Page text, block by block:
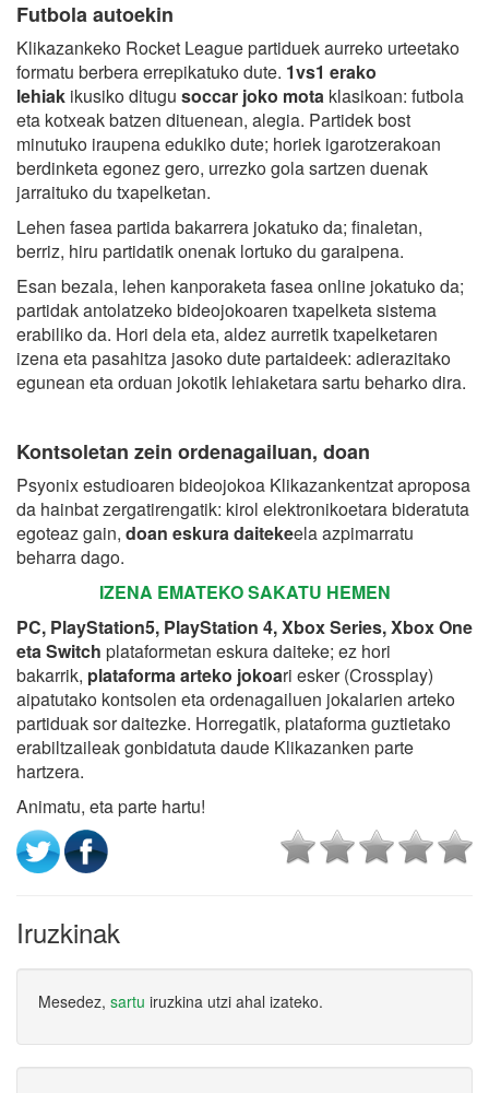
Futbola autoekin
Klikazankeko Rocket League partiduek aurreko urteetako
formatu berbera errepikatuko dute. 1vs1 erako
lehiak ikusiko ditugu soccar joko mota klasikoan: futbola
eta kotxeak batzen dituenean, alegia. Partidek bost
minutuko iraupena edukiko dute; horiek igarotzerakoan
berdinketa egonez gero, urrezko gola sartzen duenak
jarraituko du txapelketan.
Lehen fasea partida bakarrera jokatuko da; finaletan,
berriz, hiru partidatik onenak lortuko du garaipena.
Esan bezala, lehen kanporaketa fasea online jokatuko da;
partidak antolatzeko bideojokoaren txapelketa sistema
erabiliko da. Hori dela eta, aldez aurretik txapelketaren
izena eta pasahitza jasoko dute partaideek: adierazitako
egunean eta orduan jokotik lehiaketara sartu beharko dira.
Kontsoletan zein ordenagailuan, doan
Psyonix estudioaren bideojokoa Klikazankentzat aproposa
da hainbat zergatirengatik: kirol elektronikoetara bideratuta
egoteaz gain, doan eskura daitekeela azpimarratu
beharra dago.
IZENA EMATEKO SAKATU HEMEN
PC, PlayStation5, PlayStation 4, Xbox Series, Xbox One
eta Switch plataformetan eskura daiteke; ez hori
bakarrik, plataforma arteko jokoari esker (Crossplay)
aipatutako kontsolen eta ordenagailuen jokalarien arteko
partiduak sor daitezke. Horregatik, plataforma guztietako
erabiltzaileak gonbidatuta daude Klikazanken parte
hartzera.
Animatu, eta parte hartu!
Iruzkinak
Mesedez, sartu iruzkina utzi ahal izateko.